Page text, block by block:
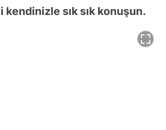
sık sık konuşun.